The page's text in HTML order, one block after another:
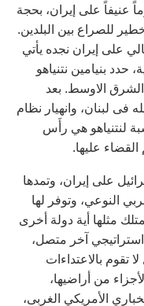
عنيفاً على إيران، بحجة
للصراع بين البلدين.
على إيران نجده يأتي
بنيامين نتنياهو
الشرق الاوسط. بعد
فى لبنان، وانهيار نظام
لنتنياهو هي رأَس
عليها.
على إيران، وتمدها
النوعي، وتوفر لها
مثلها أية دولة أخرى
آخر متصل،
تقوم بالاعتداءات
من أراضيها،
الأمريكي الغربى،